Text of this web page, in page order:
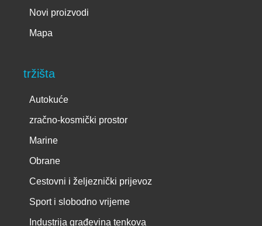
Novi proizvodi
Mapa
tržišta
Autokuće
zračno-kosmički prostor
Marine
Obrane
Cestovni i željeznički prijevoz
Sport i slobodno vrijeme
Industrija građevina tenkova